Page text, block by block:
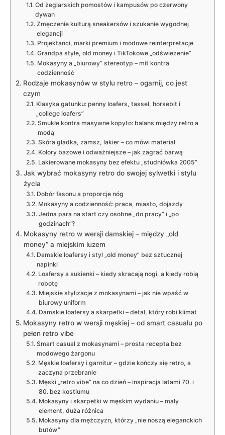
Od żeglarskich pomostów i kampusów po czerwony
dywan
Zmęczenie kulturą sneakersów i szukanie wygodnej
elegancji
Projektanci, marki premium i modowe reinterpretacje
Grandpa style, old money i TikTokowe „odświeżenie”
Mokasyny a „biurowy” stereotyp – mit kontra
codzienność
Rodzaje mokasynów w stylu retro – ogarnij, co jest
czym
Klasyka gatunku: penny loafers, tassel, horsebit i
„college loafers”
Smukłe kontra masywne kopyto: balans między retro a
modą
Skóra gładka, zamsz, lakier – co mówi materiał
Kolory bazowe i odważniejsze – jak zagrać barwą
Lakierowane mokasyny bez efektu „studniówka 2005”
Jak wybrać mokasyny retro do swojej sylwetki i stylu
życia
Dobór fasonu a proporcje nóg
Mokasyny a codzienność: praca, miasto, dojazdy
Jedna para na start czy osobne „do pracy” i „po
godzinach”?
Mokasyny retro w wersji damskiej – między „old
money” a miejskim luzem
Damskie loafersy i styl „old money” bez sztucznej
napinki
Loafersy a sukienki – kiedy skracają nogi, a kiedy robią
robotę
Miejskie stylizacje z mokasynami – jak nie wpaść w
biurowy uniform
Damskie loafersy a skarpetki – detal, który robi klimat
Mokasyny retro w wersji męskiej – od smart casualu po
pełen retro vibe
Smart casual z mokasynami – prosta recepta bez
modowego żargonu
Męskie loafersy i garnitur – gdzie kończy się retro, a
zaczyna przebranie
Męski „retro vibe” na co dzień – inspiracja latami 70. i
80. bez kostiumu
Mokasyny i skarpetki w męskim wydaniu – mały
element, duża różnica
Mokasyny dla mężczyzn, którzy „nie noszą eleganckich
butów”